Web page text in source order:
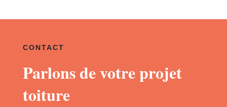
CONTACT
Parlons de votre projet
toiture